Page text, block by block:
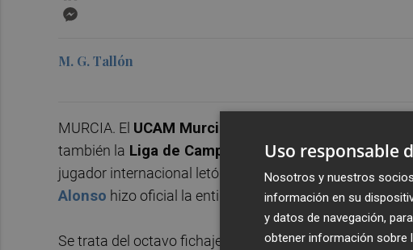
M. G. Tallón
MURCIA. El UCAM Murcia Club Baloncesto
también la Liga de Campeones FIBA,prácticamente
jugador internacional letón
Rodions Kurucs, cuyo
Alonso hizo oficial la entidad universitaria este sábado.
Se trata del octavo fichaje que realiza el UCAM CB en
Uso responsable
Nosotros y nuestros
información en su
y datos de navegación,
obtener información sobre